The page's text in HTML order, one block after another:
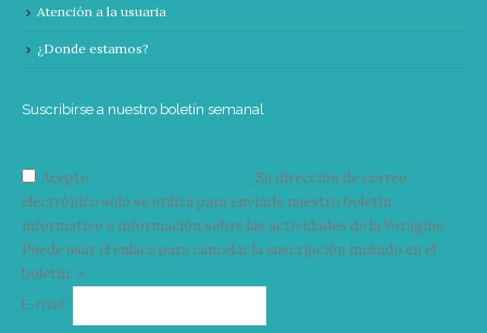
Atención a la usuaria
¿Donde estamos?
Suscribirse a nuestro boletín semanal
Acepto
Su dirección de correo
electrónico solo se utiliza para enviarle nuestro boletín
informativo e información sobre las actividades de la Vorágine.
Puede usar el enlace para cancelar la suscripción incluido en el
boletín. >
E-mail*